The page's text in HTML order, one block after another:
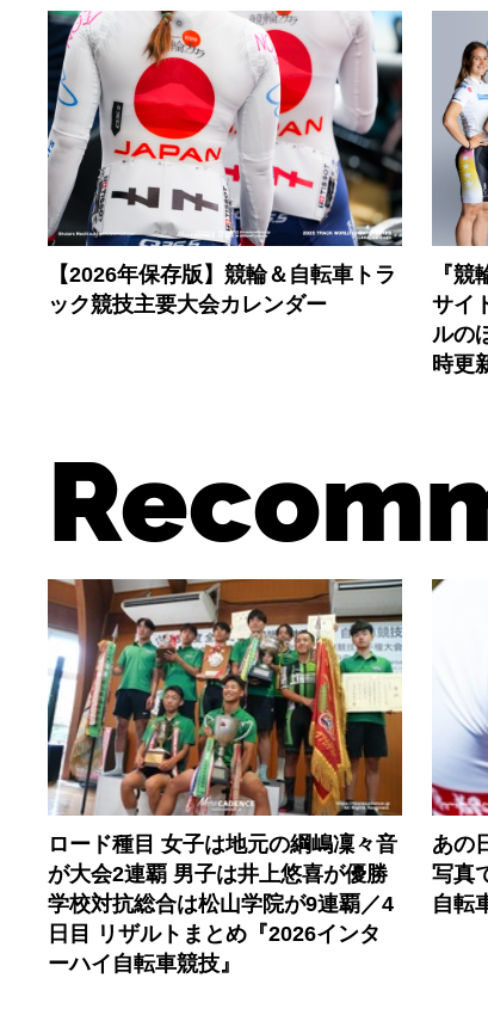
【2026年保存版】競輪＆自転車トラ
ック競技主要大会カレンダー
『
サイ
ルの
時更
ロード種目 女子は地元の綱嶋凜々音
が大会2連覇 男子は井上悠喜が優勝
学校対抗総合は松山学院が9連覇／4
日目 リザルトまとめ『2026インタ
ーハイ自転車競技』
あの
写真
自転